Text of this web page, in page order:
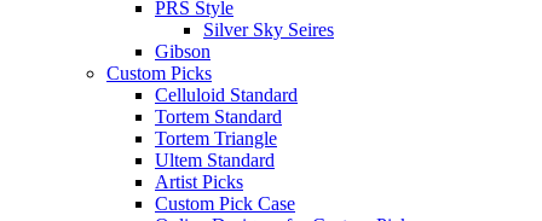
PRS Style
Silver Sky Seires
Gibson
Custom Picks
Celluloid Standard
Tortem Standard
Tortem Triangle
Ultem Standard
Artist Picks
Custom Pick Case